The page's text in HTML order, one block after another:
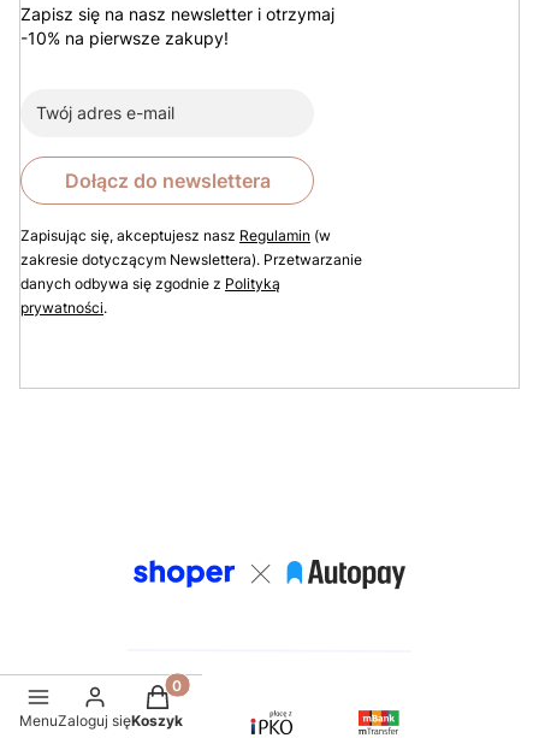
Zapisz się na nasz newsletter i otrzymaj
-10% na pierwsze zakupy!
Dołącz do newslettera
Zapisując się, akceptujesz nasz Regulamin (w
zakresie dotyczącym Newslettera). Przetwarzanie
danych odbywa się zgodnie z Polityką
prywatności.
MenuZaloguj się
Produkty w koszyku: 0. Zobacz szczegóły
Koszyk